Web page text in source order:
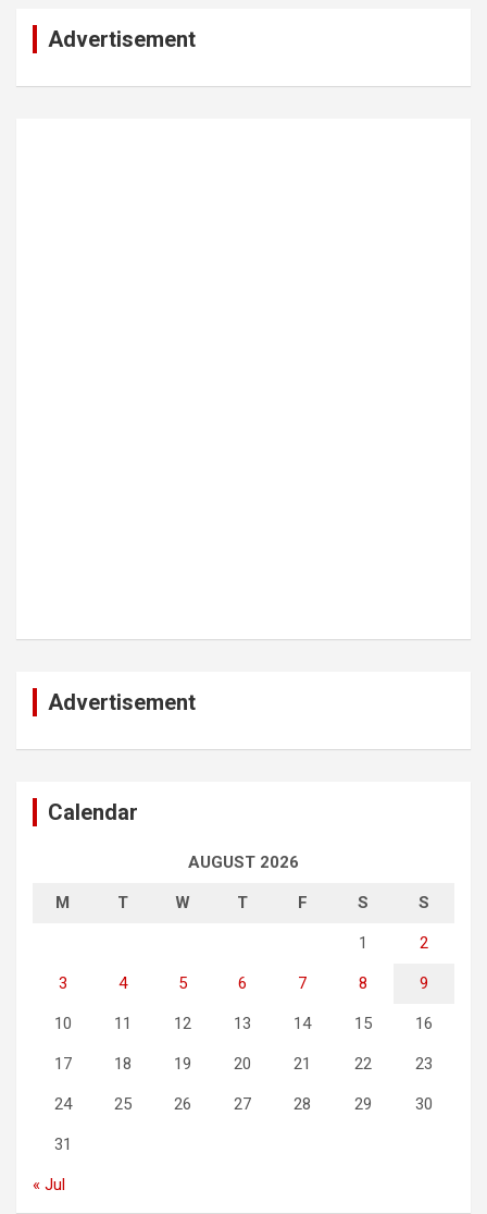
Advertisement
Advertisement
Calendar
AUGUST 2026
M T W T F S S
1 2
3 4 5 6 7 8 9
10 11 12 13 14 15 16
17 18 19 20 21 22 23
24 25 26 27 28 29 30
31
« Jul